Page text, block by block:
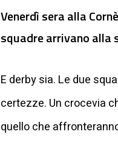
Venerdì sera alla
squadre arrivano alla
E derby sia. Le due
certezze. Un crocevia
quello che